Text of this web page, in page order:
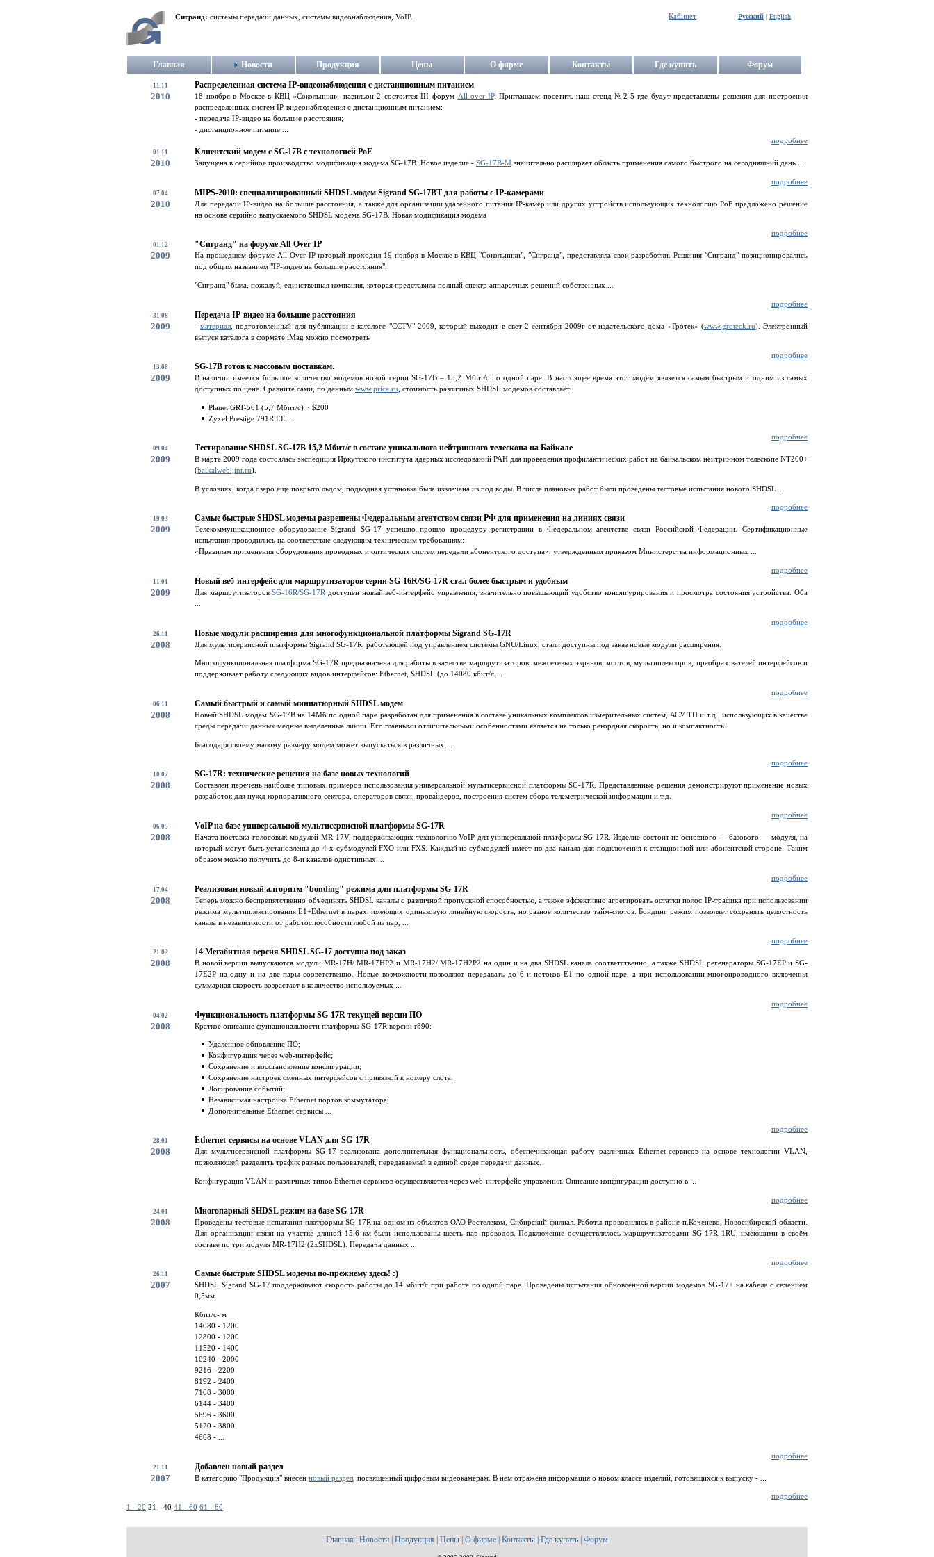
Сигранд: системы передачи данных, системы видеонаблюдения, VoIP. Кабинет Русский | English
Главная Новости Продукция Цены О фирме Контакты Где купить Форум
11.11
2010
Распределенная система IP-видеонаблюдения с дистанционным питанием
18 ноября в Москве в КВЦ «Сокольники» павильон 2 состоится III форум All-over-IP. Приглашаем посетить наш стенд №2-5 где будут представлены решения для построения
распределенных систем IP-видеонаблюдения с дистанционным питанием:
- передача IP-видео на большие расстояния;
- дистанционное питание ...
подробнее
01.11
2010
Клиентский модем с SG-17B с технологией PoE
Запущена в серийное производство модификация модема SG-17B. Новое изделие - SG-17B-M значительно расширяет область применения самого быстрого на сегодняшний день ...
подробнее
07.04
2010
MIPS-2010: специализированный SHDSL модем Sigrand SG-17BT для работы с IP-камерами
Для передачи IP-видео на большие расстояния, а также для организации удаленного питания IP-камер или других устройств использующих технологию PoE предложено решение
на основе серийно выпускаемого SHDSL модема SG-17B. Новая модификация модема
подробнее
01.12
2009
"Сигранд" на форуме All-Over-IP
На прошедшем форуме All-Over-IP который проходил 19 ноября в Москве в КВЦ "Сокольники", "Сигранд", представляла свои разработки. Решения "Сигранд" позиционировались
под общим названием "IP-видео на большие расстояния".
"Сигранд" была, пожалуй, единственная компания, которая представила полный спектр аппаратных решений собственных ...
подробнее
31.08
2009
Передача IP-видео на большие расстояния
-материал , подготовленный для публикации в каталоге "CCTV" 2009, который выходит в свет 2 сентября 2009г от издательского дома «Гротек» (www.groteck.ru). Электронный
выпуск каталога в формате iMag можно посмотреть
подробнее
13.08
2009
SG-17B готов к массовым поставкам.
В наличии имеется большое количество модемов новой серии SG-17B – 15,2 Мбит/c по одной паре. В настоящее время этот модем является самым быстрым и одним из самых
доступных по цене. Сравните сами, по данным www.price.ru, cтоимость различных SHDSL модемов составляет:
Planet GRT-501 (5,7 Мбит/c) ~ $200
Zyxel Prestige 791R EE ...
подробнее
09.04
2009
Тестирование SHDSL SG-17B 15,2 Мбит/c в составе уникального нейтринного телескопа на Байкале
В марте 2009 года состоялась экспедиция Иркутского института ядерных исследований РАН для проведения профилактических работ на байкальском нейтринном телескопе NT200+
(baikalweb.jinr.ru).
В условиях, когда озеро еще покрыто льдом, подводная установка была извлечена из под воды. В числе плановых работ были проведены тестовые испытания нового SHDSL ...
подробнее
19.03
2009
Самые быстрые SHDSL модемы разрешены Федеральным агентством связи РФ для применения на линиях связи
Телекоммуникационное оборудование Sigrand SG-17 успешно прошло процедуру регистрации в Федеральном агентстве связи Российской Федерации. Сертификационные
испытания проводились на соответствие следующим техническим требованиям:
«Правилам применения оборудования проводных и оптических систем передачи абонентского доступа», утвержденным приказом Министерства информационных ...
подробнее
11.01
2009
Новый веб-интерфейс для маршрутизаторов серии SG-16R/SG-17R стал более быстрым и удобным
Для маршрутизаторовSG-16R/SG-17R доступен новый веб-интерфейс управления, значительно повышающий удобство конфигурирования и просмотра состояния устройства. Оба
подробнее
26.11
2008
Новые модули расширения для многофункциональной платформы Sigrand SG-17R
Для мультисервисной платформы Sigrand SG-17R, работающей под управлением системы GNU/Linux, стали доступны под заказ новые модули расширения.
Многофункциональная платформа SG-17R предназначена для работы в качестве маршрутизаторов, межсетевых экранов, мостов, мультиплексоров, преобразователей интерфейсов и
поддерживает работу следующих видов интерфейсов: Ethernet, SHDSL (до 14080 кбит/c ...
подробнее
06.11
2008
Самый быстрый и самый миниатюрный SHDSL модем
Новый SHDSL модем SG-17B на 14Мб по одной паре разработан для применения в составе уникальных комплексов измерительных систем, АСУ ТП и т.д., использующих в качестве
среды передачи данных медные выделенные линии. Его главными отличительными особенностями является не только рекордная скорость, но и компактность.
Благодаря своему малому размеру модем может выпускаться в различных ...
подробнее
10.07
2008
SG-17R: технические решения на базе новых технологий
Составлен перечень наиболее типовых примеров использования универсальной мультисервисной платформы SG-17R. Представленные решения демонстрируют применение новых
разработок для нужд корпоративного сектора, операторов связи, провайдеров, построения систем сбора телеметрической информации и т.д.
подробнее
06.05
2008
VoIP на базе универсальной мультисервисной платформы SG-17R
Начата поставка голосовых модулей MR-17V, поддерживающих технологию VoIP для универсальной платформы SG-17R. Изделие состоит из основного — базового — модуля, на
который могут быть установлены до 4-х субмодулей FXO или FXS. Каждый из субмодулей имеет по два канала для подключения к станционной или абонентской стороне. Таким
образом можно получить до 8-и каналов однотипных ...
подробнее
17.04
2008
Реализован новый алгоритм "bonding" режима для платформы SG-17R
Теперь можно беспрепятственно объединять SHDSL каналы с различной пропускной способностью, а также эффективно агрегировать остатки полос IP-трафика при использовании
режима мультиплексирования E1+Ethernet в парах, имеющих одинаковую линейную скорость, но разное количество тайм-слотов. Бондинг режим позволяет сохранять целостность
канала в независимости от работоспособности любой из пар, ...
подробнее
21.02
2008
14 Мегабитная версия SHDSL SG-17 доступна под заказ
В новой версии выпускаются модули MR-17H/ MR-17HP2 и MR-17H2/ MR-17H2P2 на один и на два SHDSL канала соответственно, а также SHDSL регенераторы SG-17EP и SG-
17E2P на одну и на две пары сооветственно. Новые возможности позволяют передавать до 6-и потоков E1 по одной паре, а при использовании многопроводного включения
суммарная скорость возрастает в количество используемых ...
подробнее
04.02
2008
Функциональность платформы SG-17R текущей версии ПО
Краткое описание функциональности платформы SG-17R версии r890:
Удаленное обновление ПО;
Конфигурация через web-интерфейс;
Сохранение и восстановление конфигурации;
Сохранение настроек сменных интерфейсов с привязкой к номеру слота;
Логирование событий;
Независимая настройка Ethernet портов коммутатора;
Дополнительные Ethernet сервисы ...
подробнее
28.01
2008
Ethernet-сервисы на основе VLAN для SG-17R
Для мультисервисной платформы SG-17 реализована дополнительная функциональность, обеспечивающая работу различных Ethernet-сервисов на основе технологии VLAN,
позволяющей разделить трафик разных пользователей, передаваемый в единой среде передачи данных.
Конфигурация VLAN и различных типов Ethernet сервисов осуществляется через web-интерфейс управления. Описание конфигурации доступно в ...
подробнее
24.01
2008
Многопарный SHDSL режим на базе SG-17R
Проведены тестовые испытания платформы SG-17R на одном из объектов ОАО Ростелеком, Сибирский филиал. Работы проводились в районе п.Коченево, Новосибирской области.
Для организации связи на участке длиной 15,6 км были использованы шесть пар проводов. Подключение осуществлялось маршрутизаторами SG-17R 1RU, имеющими в своём
составе по три модуля MR-17H2 (2xSHDSL). Передача данных ...
подробнее
26.11
2007
Самые быстрые SHDSL модемы по-прежнему здесь! :)
SHDSL Sigrand SG-17 поддерживают скорость работы до 14 мбит/c при работе по одной паре. Проведены испытания обновленной версии модемов SG-17+ на кабеле с сечением
0,5мм.
Кбит/c- м
14080 - 1200
12800 - 1200
11520 - 1400
10240 - 2000
9216 - 2200
8192 - 2400
7168 - 3000
6144 - 3400
5696 - 3600
5120 - 3800
4608 - ...
подробнее
21.11
2007
Добавлен новый раздел
В категорию "Продукция" внесен новый раздел , посвященный цифровым видеокамерам. В нем отражена информация о новом классе изделий, готовящихся к выпуску - ...
подробнее
1 - 20 21 - 40 41 - 60 61 - 80
Главная Новости Продукция Цены О фирме Контакты Где купить Форум